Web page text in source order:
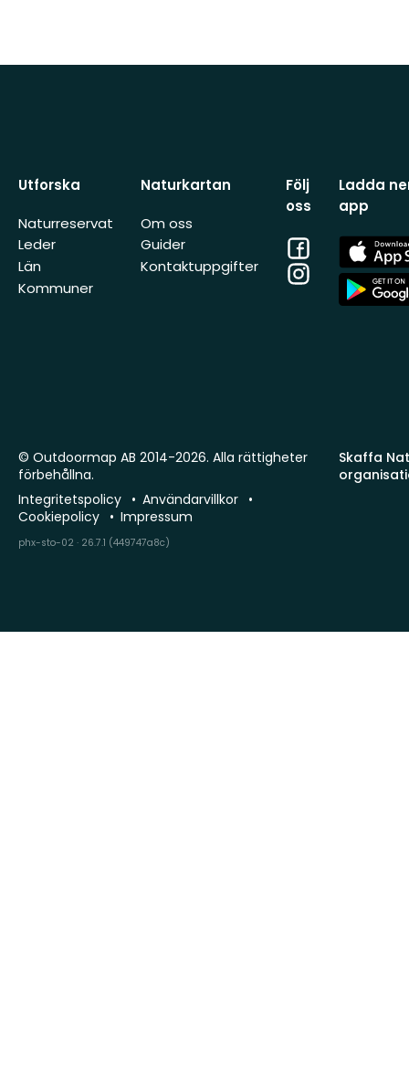
Utforska
Naturreservat
Leder
Län
Kommuner
Naturkartan
Om oss
Guider
Kontaktuppgifter
Följ
oss
Facebook
Instagram
Ladda
app
App
Store
App
Store
Skaffa
© Outdoormap AB 2014-2026. Alla rättigheter
förbehållna.
Integritetspolicy
Användarvillkor
Cookiepolicy
Impressum
phx-sto-02 · 26.7.1 (449747a8c)